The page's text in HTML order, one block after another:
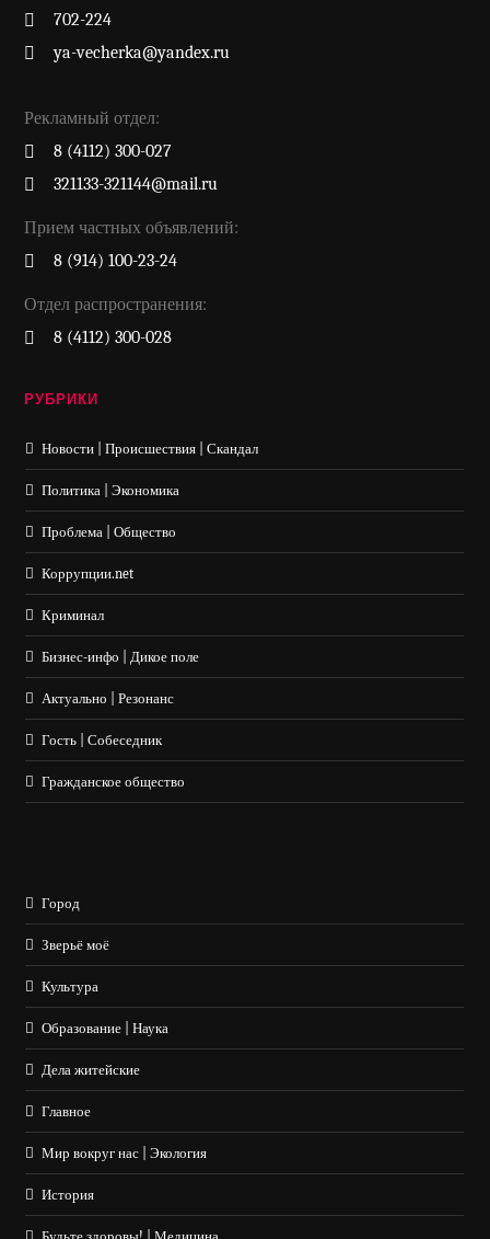
702-224
ya-vecherka@yandex.ru
Рекламный отдел:
8 (4112) 300-027
321133-321144@mail.ru
Прием частных объявлений:
8 (914) 100-23-24
Отдел распространения:
8 (4112) 300-028
РУБРИКИ
Новости | Происшествия | Скандал
Политика | Экономика
Проблема | Общество
Коррупции.net
Криминал
Бизнес-инфо | Дикое поле
Актуально | Резонанс
Гость | Собеседник
Гражданское общество
Город
Зверьё моё
Культура
Образование | Наука
Дела житейские
Главное
Мир вокруг нас | Экология
История